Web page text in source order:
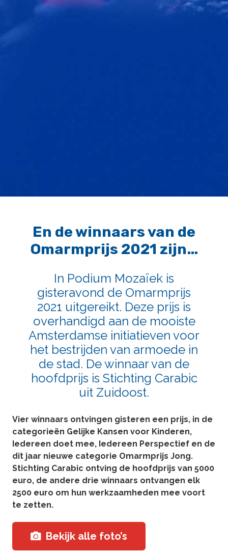
En de winnaars van de
Omarmprijs 2021 zijn…
In Podium Mozaïek is
gisteravond de Omarmprijs
2021 uitgereikt. Deze prijs is
overhandigd aan de mooiste
Amsterdamse initiatieven voor
het bestrijden van armoede in
de stad. De winnaar van de
hoofdprijs is Stichting Carabic
uit Zuidoost.
Vier winnaars ontvingen gisteren een prijs, in de
categorieën Gelijke Kansen voor Kinderen,
Iedereen doet mee, Iedereen Perspectief en de
dit jaar nieuwe categorie Omarmprijs Jong.
Stichting Carabic ontving de hoofdprijs van 5000
euro, de andere drie winnaars ontvangen elk
2500 euro om hun werkzaamheden mee voort
te zetten.
Bekijk alle foto’s